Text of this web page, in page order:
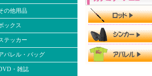
の他用品
ックス
テッカー
パレル・バッグ
・雑誌